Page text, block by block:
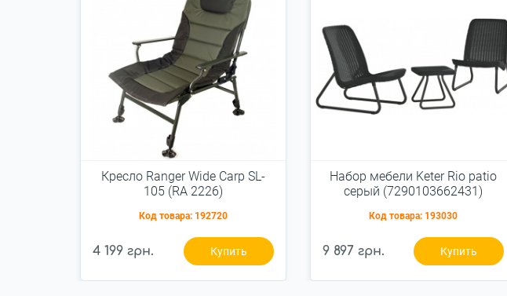
Кресло Ranger Wide Carp SL-
105 (RA 2226)
Код товара: 192720
4 199 грн. Купить
Набор мебели Keter Rio patio
серый (7290103662431)
Код товара: 193030
9 897 грн. Купить